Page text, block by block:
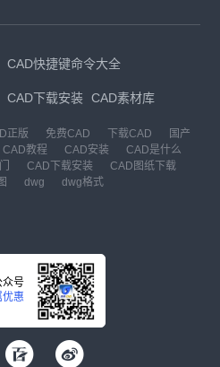
CAD快捷键命令大全
CAD下载安装 CAD素材库
正版 免费CAD 下载CAD
国产
CAD教程 CAD安装
CAD是什么
CAD下载安装
CAD图纸下载
dwg dwg格式
众号
惠